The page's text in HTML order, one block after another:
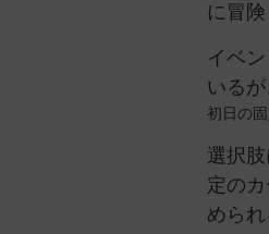
に冒険
イベ
いる
初日の
選択
定の
められ